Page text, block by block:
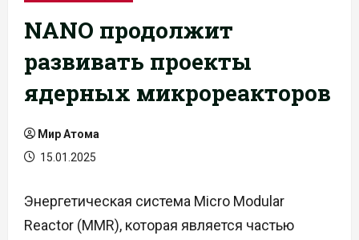
NANO продолжит
развивать проекты
ядерных микрореакторов
Мир Атома
15.01.2025
Энергетическая система Micro Modular
Reactor (MMR), которая является частью